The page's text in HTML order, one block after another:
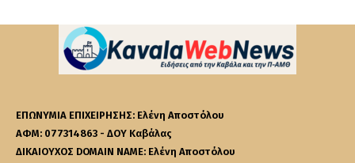
ΕΠΩΝΥΜΙΑ ΕΠΙΧΕΙΡΗΣΗΣ: Ελένη Αποστόλου
ΑΦΜ: 077314863 - ΔΟΥ Καβάλας
ΔΙΚΑΙΟΥΧΟΣ DOMAIN NAME: Ελένη Αποστόλου